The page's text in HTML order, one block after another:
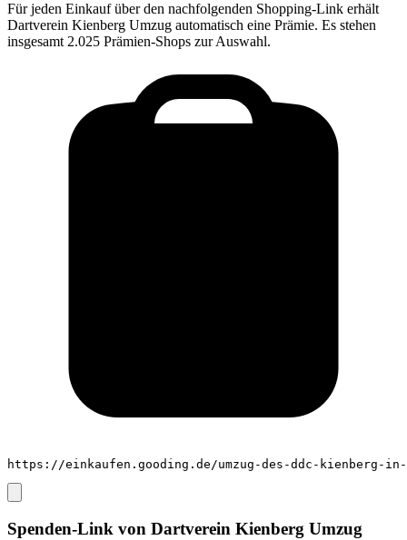
Für jeden Einkauf über den nachfolgenden Shopping-Link erhält
Dartverein Kienberg Umzug automatisch eine Prämie. Es stehen
insgesamt 2.025 Prämien-Shops zur Auswahl.
https://einkaufen.gooding.de/umzug-des-ddc-kienberg-in-
Spenden-Link von Dartverein Kienberg Umzug